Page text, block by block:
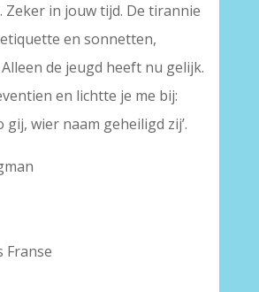
Zeker in jouw tijd. De tirannie
en sonnetten,
de jeugd heeft nu gelijk.
en lichtte je me bij:
gij, wier naam geheiligd zij’.
Franse